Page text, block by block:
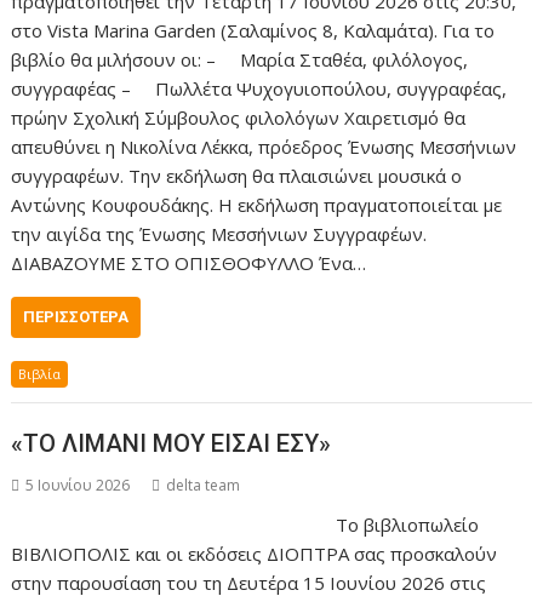
στο Vista Marina Garden (Σαλαμίνος 8, Καλαμάτα). Για το
βιβλίο θα μιλήσουν οι: – Μαρία Σταθέα, φιλόλογος,
συγγραφέας – Πωλλέτα Ψυχογυιοπούλου, συγγραφέας,
πρώην Σχολική Σύμβουλος φιλολόγων Χαιρετισμό θα
απευθύνει η Νικολίνα Λέκκα, πρόεδρος Ένωσης Μεσσήνιων
συγγραφέων. Την εκδήλωση θα πλαισιώνει μουσικά ο
Αντώνης Κουφουδάκης. Η εκδήλωση πραγματοποιείται με
την αιγίδα της Ένωσης Μεσσήνιων Συγγραφέων.
ΔΙΑΒΑΖΟΥΜΕ ΣΤΟ ΟΠΙΣΘΟΦΥΛΛΟ Ένα…
ΠΕΡΙΣΣΌΤΕΡΑ
Βιβλία
«ΤΟ ΛΙΜΑΝΙ ΜΟΥ ΕΙΣΑΙ ΕΣΥ»
5 Ιουνίου 2026 delta team
Το βιβλιοπωλείο
ΒΙΒΛΙΟΠΟΛΙΣ και οι εκδόσεις ΔΙΟΠΤΡΑ σας προσκαλούν
στην παρουσίαση του τη Δευτέρα 15 Ιουνίου 2026 στις